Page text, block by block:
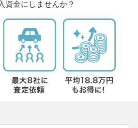
資金にしませんか？